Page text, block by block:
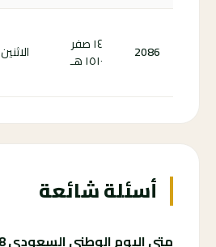
2086
١٤ صفر
١٥١٠ هـ
الاثنين
أسئلة شائعة
متى اليوم الوطني السعودي 2078؟